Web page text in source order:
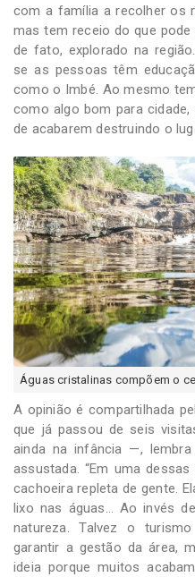
com a família a recolher os
mas tem receio do que
de fato, explorado na
se as pessoas têm
como o Imbé. Ao mesmo
como algo bom para
de acabarem destruindo o
Águas cristalinas compõem o
A opinião é compartilhada
que já passou de seis
ainda na infância —,
assustada. “Em uma
cachoeira repleta de gente.
lixo nas águas… Ao invés
natureza. Talvez o
garantir a gestão da área,
ideia porque muitos